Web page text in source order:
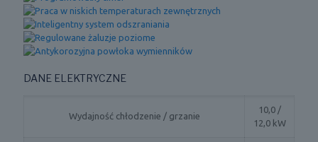
DANE ELEKTRYCZNE
Wydajność chłodzenie / grzanie
10,0 /
12,0 kW